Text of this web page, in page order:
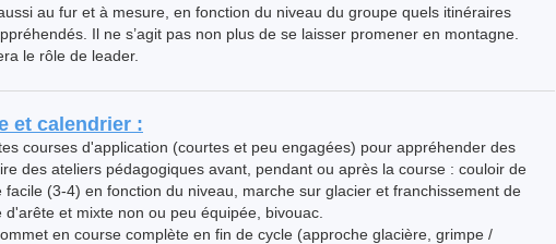
au fur et à mesure, en fonction du niveau du groupe quels itinéraires
Il ne s’agit pas non plus de se laisser promener en montagne.
le rôle de leader.
et calendrier :
courses d'application (courtes et peu engagées) pour appréhender des
des ateliers pédagogiques avant, pendant ou après la course : couloir de
facile (3-4) en fonction du niveau, marche sur glacier et franchissement de
d'arête et mixte non ou peu équipée, bivouac.
en course complète en fin de cycle (approche glacière, grimpe /